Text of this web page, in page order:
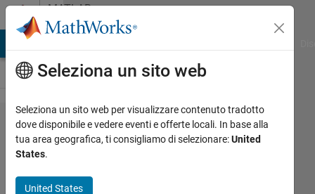
Vai al contenutoMATLAB
Answers
Typing the
first
a variable
Seleziona un sito web
Seleziona un sito web per visualizzare contenuto tradotto
dove disponibile e vedere eventi e offerte locali. In base alla
tua area geografica, ti consigliamo di selezionare:United
States.
United States